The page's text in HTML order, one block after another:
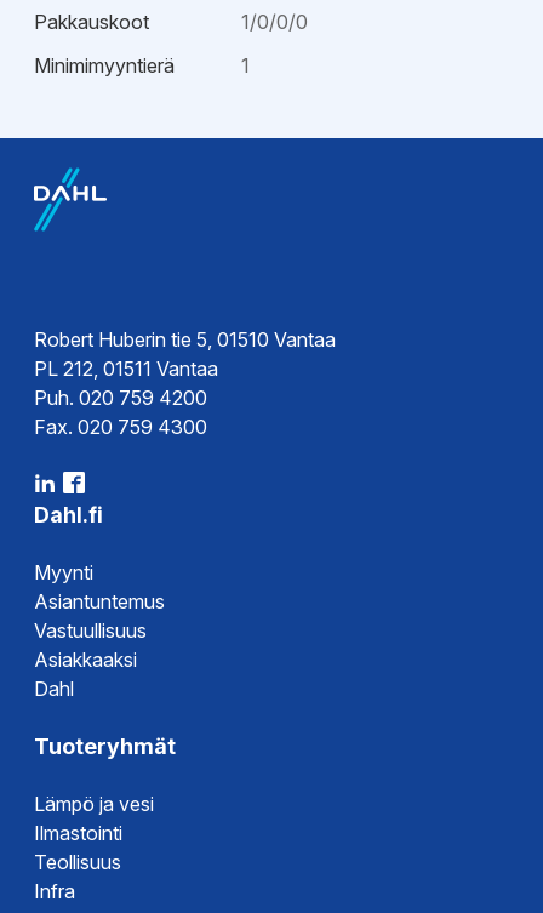
Pakkauskoot
1/0/0/0
Minimimyyntierä
1
Esite
Robert Huberin tie 5, 01510 Vantaa
PL 212, 01511 Vantaa
Puh. 020 759 4200
Fax. 020 759 4300
Dahl.fi
Myynti
Asiantuntemus
Vastuullisuus
Asiakkaaksi
Dahl
Tuoteryhmät
Lämpö ja vesi
Ilmastointi
Teollisuus
Infra